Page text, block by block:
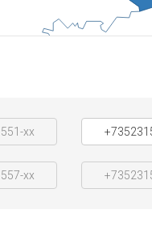
xx
xx